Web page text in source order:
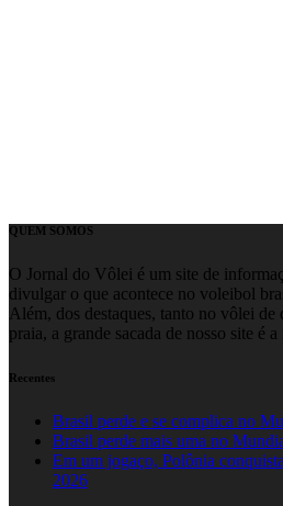
QUEM SOMOS
O Jornal do Vôlei é um site de
divulgar o que acontece no voleibol
Além, dos destaques, tanto no vôlei
praia, a grande sacada de nosso site é
Recentes
Brasil perde e se complica no
Brasil perde mais uma no
Em um jogaço, Polônia
2026